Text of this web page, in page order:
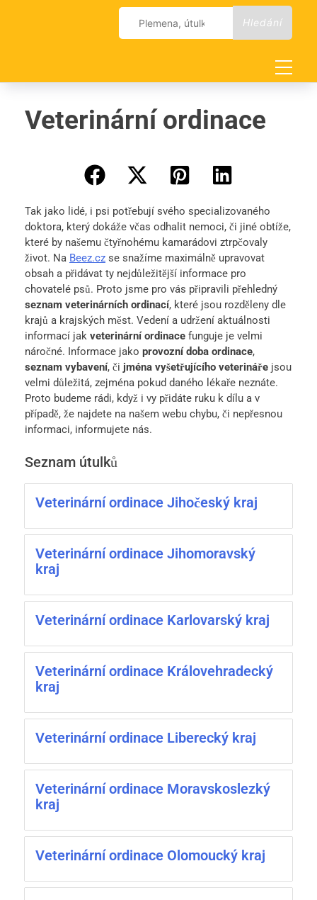
Vyhledávání
Veterinární ordinace
Tak jako lidé, i psi potřebují svého specializovaného
doktora, který dokáže včas odhalit nemoci, či jiné obtíže,
které by našemu čtyřnohému kamarádovi ztrpčovaly
život. Na Beez.cz se snažíme maximálně upravovat
obsah a přidávat ty nejdůležitější informace pro
chovatelé psů. Proto jsme pro vás připravili přehledný
seznam veterinárních ordinací, které jsou rozděleny dle
krajů a krajských měst. Vedení a udržení aktuálnosti
informací jak veterinární ordinace funguje je velmi
náročné. Informace jako provozní doba ordinace,
seznam vybavení, či jména vyšetřujícího veterináře jsou
velmi důležitá, zejména pokud daného lékaře neznáte.
Proto budeme rádi, když i vy přidáte ruku k dílu a v
případě, že najdete na našem webu chybu, či nepřesnou
informaci, informujete nás.
Seznam útulků
Veterinární ordinace Jihočeský kraj
Veterinární ordinace Jihomoravský
kraj
Veterinární ordinace Karlovarský kraj
Veterinární ordinace Královehradecký
kraj
Veterinární ordinace Liberecký kraj
Veterinární ordinace Moravskoslezký
kraj
Veterinární ordinace Olomoucký kraj